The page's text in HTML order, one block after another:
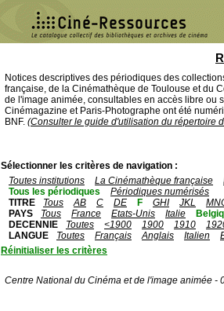
Notices descriptives des périodiques des
française, de la Cinémathèque de Toulouse et du
de l'image animée, consultables en accès libre ou
Cinémagazine et Paris-Photographe ont été
BNF. (Consulter le guide d'utilisation du répertoire
Sélectionner les critères de navigation :
Toutes institutions
La Cinémathèque française
Tous les périodiques
Périodiques numérisés
TITRE
Tous AB C DE F GHI JKL
PAYS
Tous France Etats-Unis Italie
DECENNIE
Toutes <1900 1900 1910
LANGUE
Toutes Français Anglais Italien
Réinitialiser les critères
Centre National du Cinéma et de l'image animée -